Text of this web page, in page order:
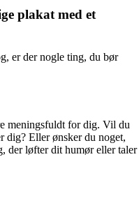
plakat med et
er der nogle ting, du bør
meningsfuldt for dig. Vil du
dig? Eller ønsker du noget,
der løfter dit humør eller taler